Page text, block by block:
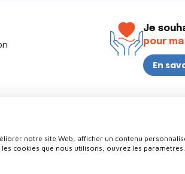
Je
pour
En
ContactPolitique de confidentialitéPlan
notre site Web, afficher un contenu
cookies que nous utilisons, ouvrez les paramètres.